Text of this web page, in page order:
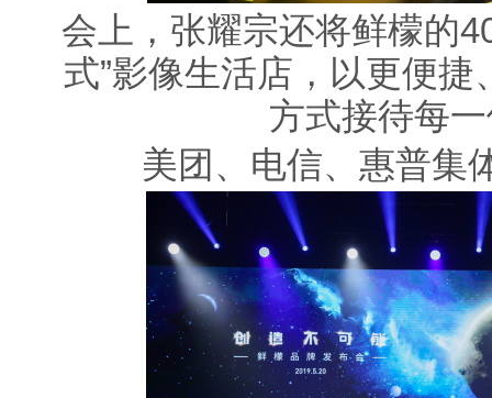
会上，张耀宗还将鲜檬的
式”影像生活店，以更便
方式接待每
美团、电信、惠普集